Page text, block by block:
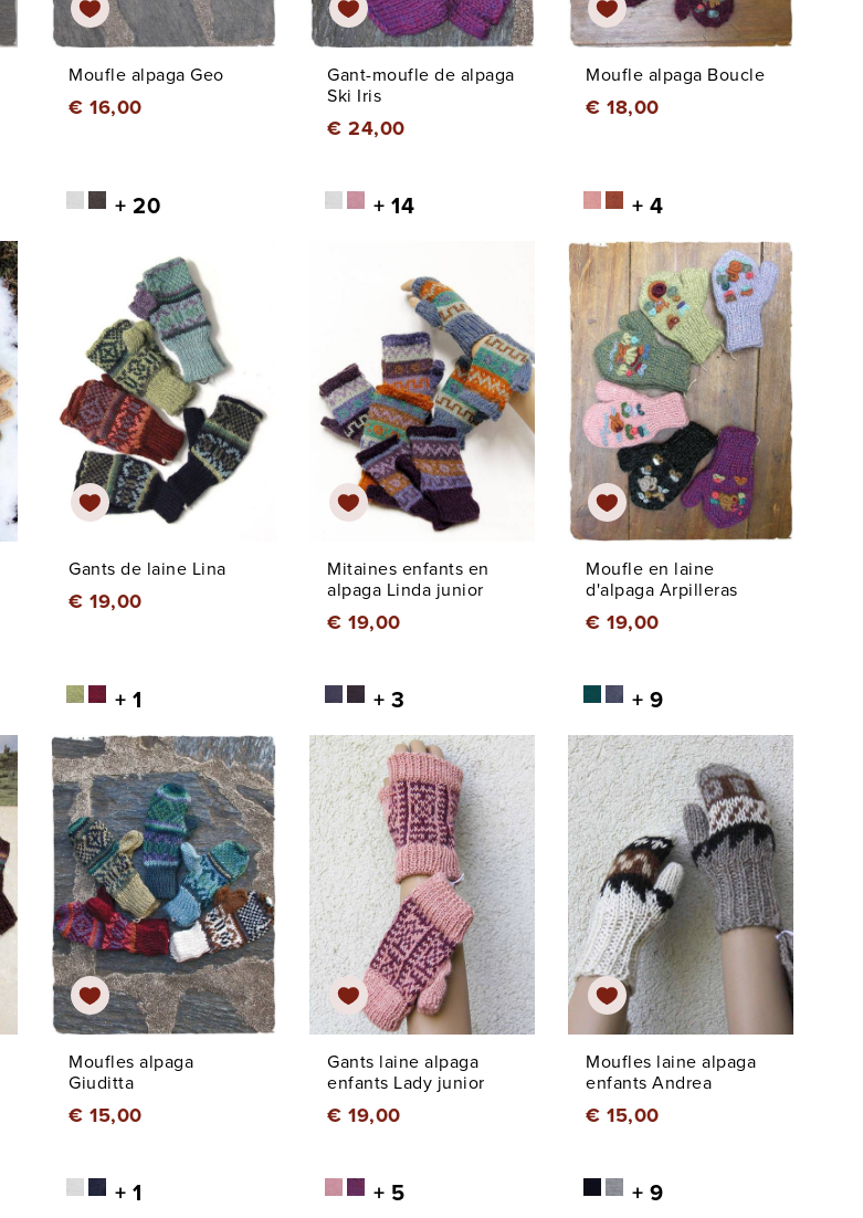
Moufle alpaga Geo
€ 16,00
+ 20
Gant-moufle de alpaga
Ski Iris
€ 24,00
+ 14
Moufle alpaga Boucle
€ 18,00
+ 4
Gants de laine Lina
€ 19,00
+ 1
Mitaines enfants en
alpaga Linda junior
€ 19,00
+ 3
Moufle en laine
d'alpaga Arpilleras
€ 19,00
+ 9
Moufles alpaga
Giuditta
€ 15,00
+ 1
Gants laine alpaga
enfants Lady junior
€ 19,00
+ 5
Moufles laine alpaga
enfants Andrea
€ 15,00
+ 9